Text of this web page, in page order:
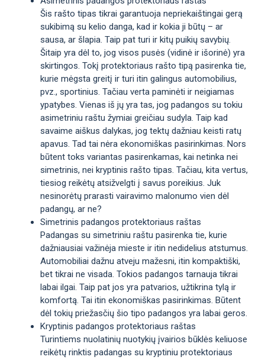
Šis rašto tipas tikrai garantuoja nepriekaištingai gerą
sukibimą su kelio danga, kad ir kokia ji būtų – ar
sausa, ar šlapia. Taip pat turi ir kitų puikių savybių.
Šitaip yra dėl to, jog visos pusės (vidinė ir išorinė) yra
skirtingos. Tokį protektoriaus rašto tipą pasirenka tie,
kurie mėgsta greitį ir turi itin galingus automobilius,
pvz., sportinius. Tačiau verta paminėti ir neigiamas
ypatybes. Vienas iš jų yra tas, jog padangos su tokiu
asimetriniu raštu žymiai greičiau sudyla. Taip kad
savaime aiškus dalykas, jog tektų dažniau keisti ratų
apavus. Tad tai nėra ekonomiškas pasirinkimas. Nors
būtent toks variantas pasirenkamas, kai netinka nei
simetrinis, nei kryptinis rašto tipas. Tačiau, kita vertus,
tiesiog reikėtų atsižvelgti į savus poreikius. Juk
nesinorėtų prarasti vairavimo malonumo vien dėl
padangų, ar ne?
Simetrinis padangos protektoriaus raštas
Padangas su simetriniu raštu pasirenka tie, kurie
dažniausiai važinėja mieste ir itin nedidelius atstumus.
Automobiliai dažnu atveju mažesni, itin kompaktiški,
bet tikrai ne visada. Tokios padangos tarnauja tikrai
labai ilgai. Taip pat jos yra patvarios, užtikrina tylą ir
komfortą. Tai itin ekonomiškas pasirinkimas. Būtent
dėl tokių priežasčių šio tipo padangos yra labai geros.
Kryptinis padangos protektoriaus raštas
Turintiems nuolatinių nuotykių įvairios būklės keliuose
reikėtų rinktis padangas su kryptiniu protektoriaus